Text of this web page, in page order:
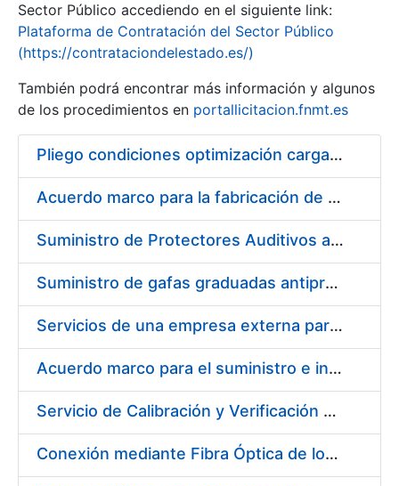
Show/Hide
Sector Público accediendo en el siguiente link:
Plataforma de Contratación del Sector Público
(https://contrataciondelestado.es/)
También podrá encontrar más información y algunos
de los procedimientos en portallicitacion.fnmt.es
Pliego condiciones optimización cargas compras firmado
Acuerdo marco para la fabricación de piezas
Suministro de Protectores Auditivos a medida para las personas trabajadoras de los Centros de Trabajo de Madrid y Burgos
Suministro de gafas graduadas antiproyecciones para los trabajadores de la FNMT-RCM en los centros de trabajo de Madrid y Burgos
Servicios de una empresa externa para el asesoramiento y resolución de los recursos de alzada que se presentan relacionados con procesos de selección para la FNMT-RCM
Acuerdo marco para el suministro e instalación de persianas, estores y otros complementos
Servicio de Calibración y Verificación Externa de los Equipos de Medición del Servicio de Prevención de la FNMT-RCM
Conexión mediante Fibra Óptica de los Centros de Proceso de Datos (CPDs) de las sedes de la FNMT-RCM de Burgos y Madrid